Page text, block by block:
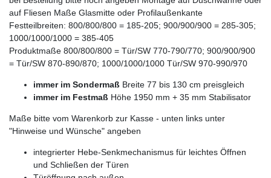
auf Fliesen Maße Glasmitte oder Profilaußenkante
Festteilbreiten: 800/800/800 = 185-205; 900/900/900 = 285-305;
1000/1000/1000 = 385-405
Produktmaße 800/800/800 = Tür/SW 770-790/770; 900/900/900
= Tür/SW 870-890/870; 1000/1000/1000 Tür/SW 970-990/970
immer im Sondermaß Breite 77 bis 130 cm preisgleich
immer im Festmaß Höhe 1950 mm + 35 mm Stabilisator
Maße bitte vom Warenkorb zur Kasse - unten links unter
"Hinweise und Wünsche" angeben
integrierter Hebe-Senkmechanismus für leichtes Öffnen
und Schließen der Türen